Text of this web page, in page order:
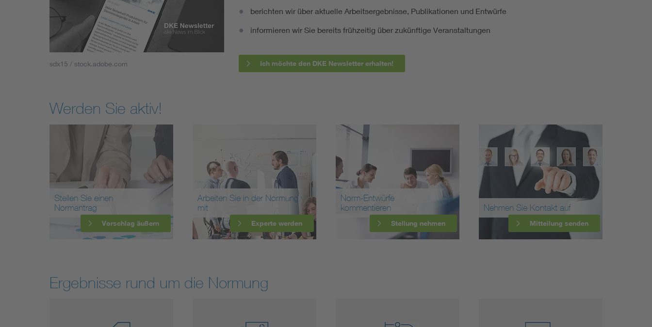
sdx15 / stock.adobe.com
berichten wir über aktuelle Arbeitsergebnisse, Publikationen und Entwürfe
informieren wir Sie bereits frühzeitig über zukünftige Veranstaltungen
Ich möchte den DKE Newsletter erhalten!
Werden Sie aktiv!
Stellen Sie einen
Normantrag
Vorschlag äußern
Arbeiten Sie in der Normung
mit
Experte werden
Norm-Entwürfe
kommentieren
Stellung nehmen
Nehmen Sie Kontakt auf
Mitteilung senden
Ergebnisse rund um die Normung